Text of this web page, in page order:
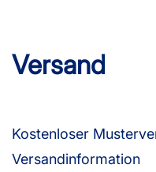
Versand
Kostenloser
Versandinformation